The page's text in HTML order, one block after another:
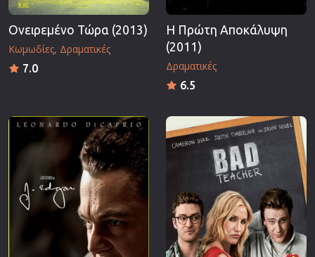
Ονειρεμένο Τώρα (2013)
Κωμωδίες Δραματικές
7.0
Η Πρώτη Αποκάλυψη
(2011)
Δραματικές
6.5